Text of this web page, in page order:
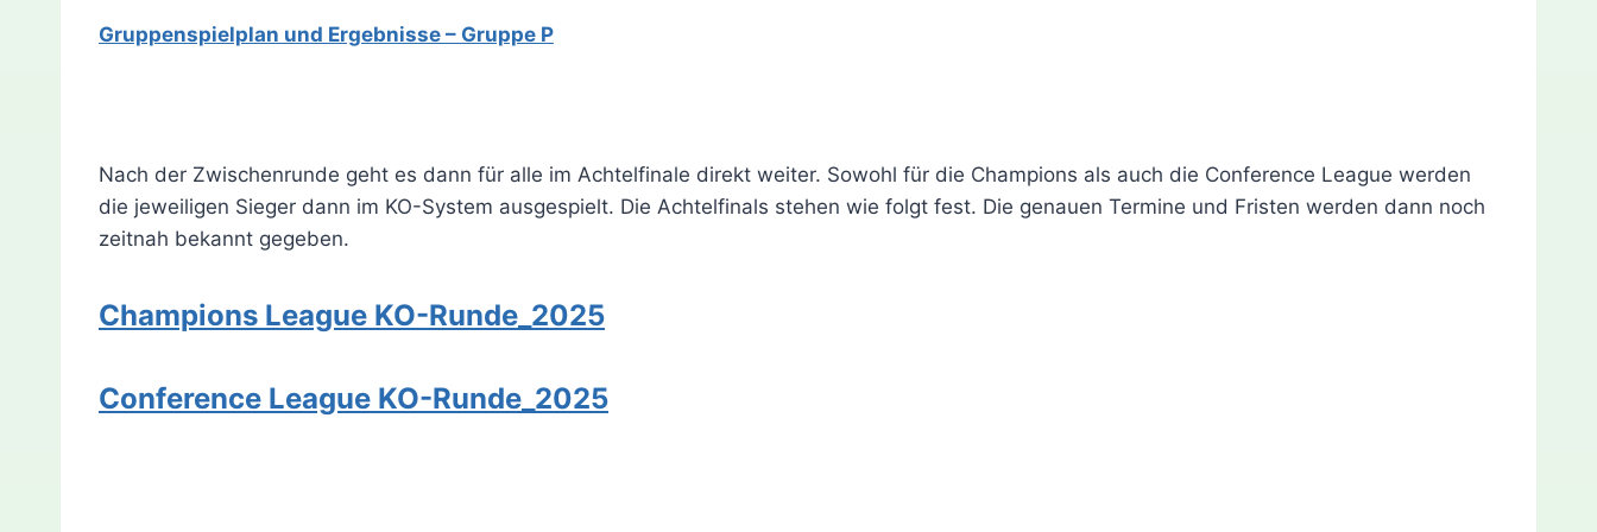
Gruppenspielplan und Ergebnisse – Gruppe P
Nach der Zwischenrunde geht es dann für alle im Achtelfinale direkt weiter. Sowohl für die Champions als auch die Conference League werden
die jeweiligen Sieger dann im KO-System ausgespielt. Die Achtelfinals stehen wie folgt fest. Die genauen Termine und Fristen werden dann noch
zeitnah bekannt gegeben.
Champions League KO-Runde_2025
Conference League KO-Runde_2025